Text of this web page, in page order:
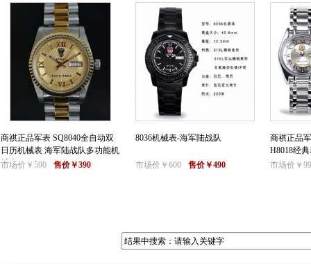
商祺正品军表 SQ8040全自动双
日历机械表 海军陆战队多功能机
械表
市场价￥590 售价￥390
8036机械表-海军陆战队
市场价￥600 售价￥490
商祺正品
H8018经
市场价￥